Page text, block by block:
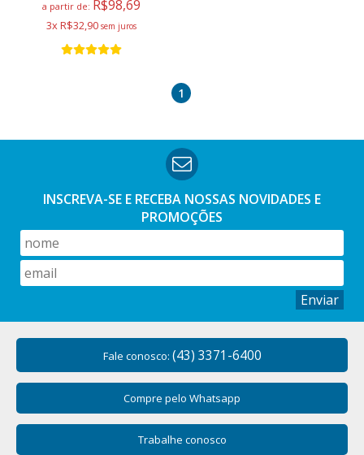
a partir de: R$98,69
3x R$32,90
1
INSCREVA-SE E RECEBA NOSSAS NOVIDADES E
PROMOÇÕES
Enviar
Fale conosco: (43) 3371-6400
Compre pelo Whatsapp
Trabalhe conosco